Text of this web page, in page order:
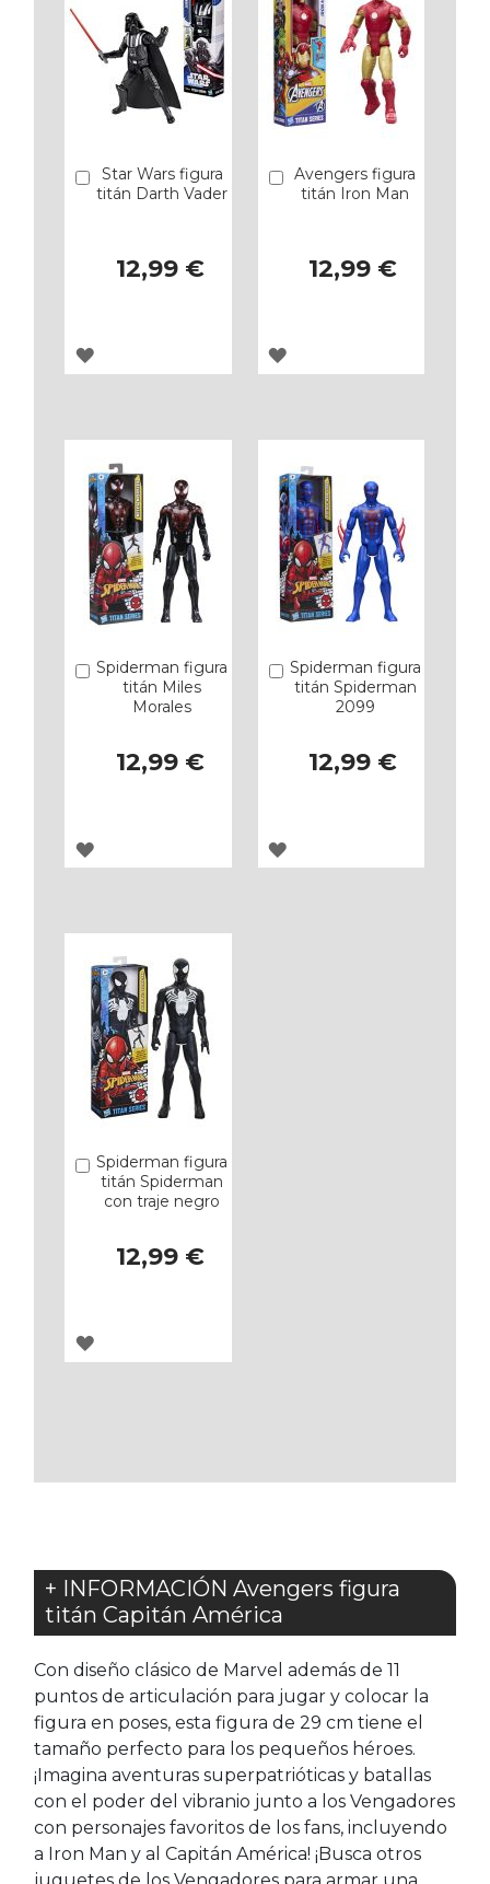
Star Wars figura
titán Darth Vader
12,99 €
Añadir
AGREGAR
FAVORITOS
Avengers figura
titán Iron Man
12,99 €
Añadir
AGREGAR
FAVORITOS
Spiderman figura
titán Miles
Morales
12,99 €
Añadir
AGREGAR
FAVORITOS
Spiderman figura
titán Spiderman
2099
12,99 €
Añadir
AGREGAR
Spiderman figura
titán Spiderman
con traje negro
12,99 €
Añadir
AGREGAR
+ INFORMACIÓN Avengers figura
titán Capitán América
Con diseño clásico de Marvel además de 11
puntos de articulación para jugar y colocar la
figura en poses, esta figura de 29 cm tiene el
tamaño perfecto para los pequeños héroes.
¡Imagina aventuras superpatrióticas y batallas
con el poder del vibranio junto a los Vengadores
con personajes favoritos de los fans, incluyendo
a Iron Man y al Capitán América! ¡Busca otros